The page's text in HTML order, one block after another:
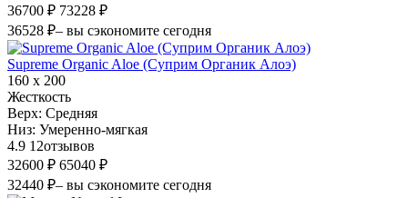
36700 ₽ 73228 ₽
36528 ₽– вы сэкономите сегодня
Supreme Organic Aloe (Суприм Органик Алоэ)
160 х 200
Жесткость
Верх: Средняя
Низ: Умеренно-мягкая
4.9 12отзывов
32600 ₽ 65040 ₽
32440 ₽– вы сэкономите сегодня